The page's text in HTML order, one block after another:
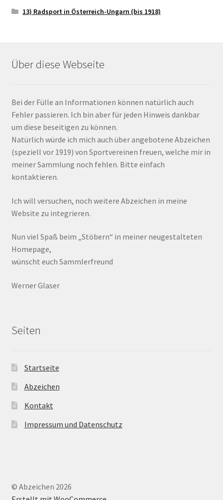
13) Radsport in Österreich-Ungarn (bis 1918)
Über diese Webseite
Bei der Fülle an Informationen können natürlich auch
Fehler passieren. Ich bin aber für jeden Hinweis dankbar
um diese beseitigen zu können.
Natürlich würde ich mich auch über angebotene Abzeichen
(speziell vor 1919) von Sportvereinen freuen, welche mir in
meiner Sammlung noch fehlen. Bitte einfach
kontaktieren.
Ich will versuchen, noch weitere Abzeichen in meine
Website zu integrieren.
Nun viel Spaß beim „Stöbern“ in meiner neugestalteten
Homepage,
wünscht euch Sammlerfreund
Werner Glaser
Seiten
Startseite
Abzeichen
Kontakt
Impressum und Datenschutz
© Abzeichen 2026